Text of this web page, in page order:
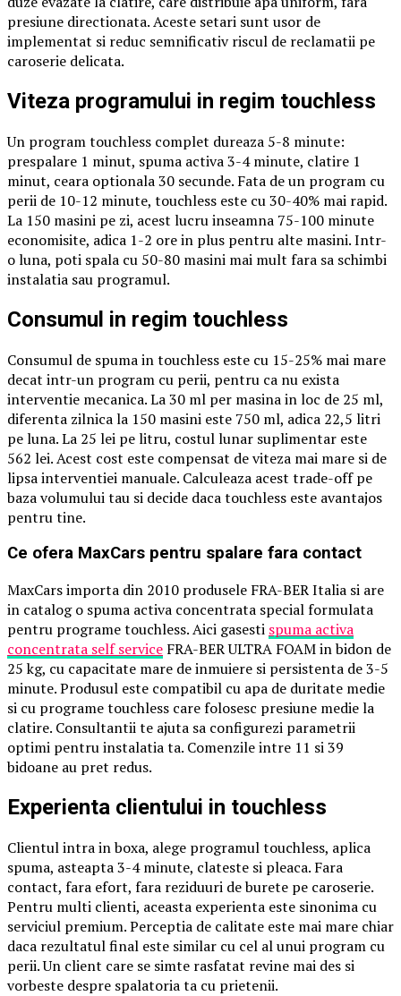
presiune directionata. Aceste setari sunt usor de
implementat si reduc semnificativ riscul de reclamatii pe
caroserie delicata.
Viteza programului in regim touchless
Un program touchless complet dureaza 5-8 minute:
prespalare 1 minut, spuma activa 3-4 minute, clatire 1
minut, ceara optionala 30 secunde. Fata de un program cu
perii de 10-12 minute, touchless este cu 30-40% mai rapid.
La 150 masini pe zi, acest lucru inseamna 75-100 minute
economisite, adica 1-2 ore in plus pentru alte masini. Intr-
o luna, poti spala cu 50-80 masini mai mult fara sa schimbi
instalatia sau programul.
Consumul in regim touchless
Consumul de spuma in touchless este cu 15-25% mai mare
decat intr-un program cu perii, pentru ca nu exista
interventie mecanica. La 30 ml per masina in loc de 25 ml,
diferenta zilnica la 150 masini este 750 ml, adica 22,5 litri
pe luna. La 25 lei pe litru, costul lunar suplimentar este
562 lei. Acest cost este compensat de viteza mai mare si de
lipsa interventiei manuale. Calculeaza acest trade-off pe
baza volumului tau si decide daca touchless este avantajos
pentru tine.
Ce ofera MaxCars pentru spalare fara contact
MaxCars importa din 2010 produsele FRA-BER Italia si are
in catalog o spuma activa concentrata special formulata
pentru programe touchless. Aici gasesti spuma activa
concentrata self service FRA-BER ULTRA FOAM in bidon de
25 kg, cu capacitate mare de inmuiere si persistenta de 3-5
minute. Produsul este compatibil cu apa de duritate medie
si cu programe touchless care folosesc presiune medie la
clatire. Consultantii te ajuta sa configurezi parametrii
optimi pentru instalatia ta. Comenzile intre 11 si 39
bidoane au pret redus.
Experienta clientului in touchless
Clientul intra in boxa, alege programul touchless, aplica
spuma, asteapta 3-4 minute, clateste si pleaca. Fara
contact, fara efort, fara reziduuri de burete pe caroserie.
Pentru multi clienti, aceasta experienta este sinonima cu
serviciul premium. Perceptia de calitate este mai mare chiar
daca rezultatul final este similar cu cel al unui program cu
perii. Un client care se simte rasfatat revine mai des si
vorbeste despre spalatoria ta cu prietenii.